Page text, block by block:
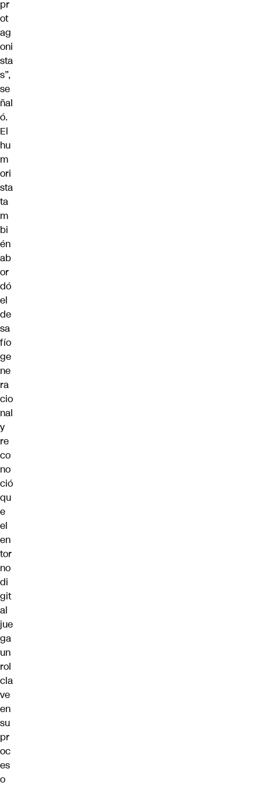
pr
ot
ag
oni
sta
s”,
se
ñal
ó.
El
hu
m
ori
sta
ta
m
bi
én
ab
or
dó
el
de
sa
fío
ge
ne
ra
cio
nal
y
re
co
no
ció
qu
e
el
en
tor
no
di
git
al
jue
ga
un
rol
cla
ve
en
su
pr
oc
es
o